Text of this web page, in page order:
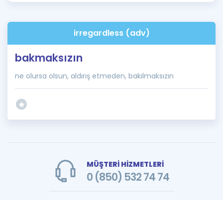
İngilizce Gramerirregardless (adv)
bakmaksızın
ne olursa olsun, aldırış etmeden, bakılmaksızın
MÜŞTERİ HİZMETLERİ
0 (850) 532 74 74